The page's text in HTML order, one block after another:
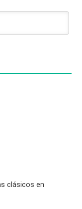
clásicos en